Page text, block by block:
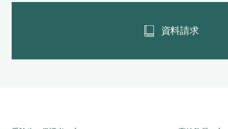
資料請求